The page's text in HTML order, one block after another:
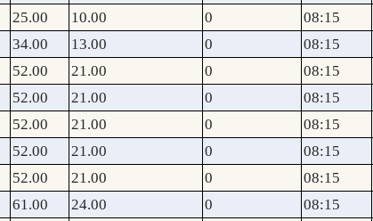
25.00 10.00 0 08:15
34.00 13.00 0 08:15
52.00 21.00 0 08:15
52.00 21.00 0 08:15
52.00 21.00 0 08:15
52.00 21.00 0 08:15
52.00 21.00 0 08:15
61.00 24.00 0 08:15